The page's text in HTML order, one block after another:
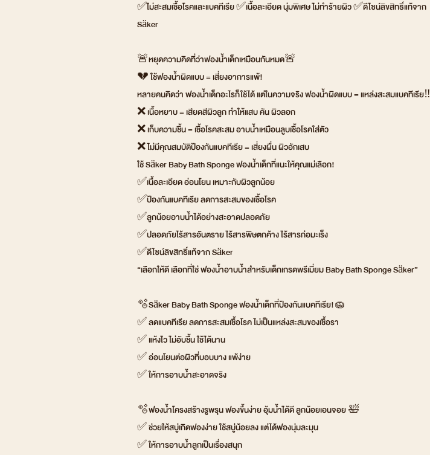
✅ไม่สะสมเชื้อโรคและแบคทีเรีย ✅เนื้อละเอียด นุ่มพิเศษ ไม่ทำร้ายผิว ✅ดีไซน์ลิขสิทธิ์แท้จาก
Säker
🚨หยุดความคิดที่ว่าฟองน้ำเด็กเหมือนกันหมด🚨
💔 ใช้ฟองน้ำผิดแบบ = เสี่ยงอาการแพ้!
หลายคนคิดว่า ฟองน้ำเด็กอะไรก็ใช้ได้ แต่ในความจริง ฟองน้ำผิดแบบ = แหล่งสะสมแบคทีเรีย‼️
❌ เนื้อหยาบ = เสียดสีผิวลูก ทำให้แสบ คัน ผิวลอก
❌ เก็บความชื้น = เชื้อโรคสะสม อาบน้ำเหมือนลูบเชื้อโรคใส่ตัว
❌ ไม่มีคุณสมบัติป้องกันแบคทีเรีย = เสี่ยงผื่น ผิวอักเสบ
ใช้ Säker Baby Bath Sponge ฟองน้ำเด็กที่แนะให้คุณแม่เลือก!
✅เนื้อละเอียด อ่อนโยน เหมาะกับผิวลูกน้อย
✅ป้องกันแบคทีเรีย ลดการสะสมของเชื้อโรค
✅ลูกน้อยอาบน้ำได้อย่างสะอาดปลอดภัย
✅ปลอดภัยไร้สารอันตราย ไร้สารพิษตกค้าง ไร้สารก่อมะเร็ง
✅ดีไซน์ลิขสิทธิ์แท้จาก Säker
“เลือกให้ดี เลือกที่ใช่ ฟองน้ำอาบน้ำสำหรับเด็กเกรดพรีเมี่ยม Baby Bath Sponge Säker”
🫧Säker Baby Bath Sponge ฟองน้ำเด็กที่ป้องกันแบคทีเรีย!🧽
✅ ลดแบคทีเรีย ลดการสะสมเชื้อโรค ไม่เป็นแหล่งสะสมของเชื้อรา
✅ แห้งไว ไม่อับชื้น ใช้ได้นาน
✅ อ่อนโยนต่อผิวที่บอบบาง แพ้ง่าย
✅ ให้การอาบน้ำสะอาดจริง
🫧ฟองน้ำโครงสร้างรูพรุน ฟองขึ้นง่าย อุ้มน้ำได้ดี ลูกน้อยเอนจอย 🛀
✅ ช่วยให้สบู่เกิดฟองง่าย ใช้สบู่น้อยลง แต่ได้ฟองนุ่มละมุน
✅ ให้การอาบน้ำลูกเป็นเรื่องสนุก